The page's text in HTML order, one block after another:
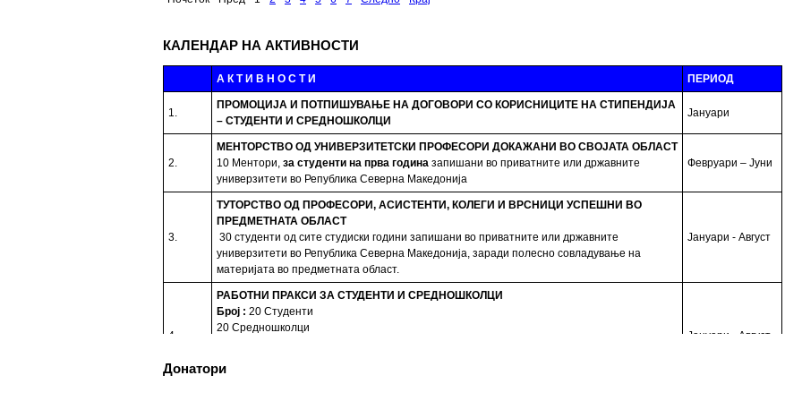
КАЛЕНДАР НА АКТИВНОСТИ
А К Т И В Н О С Т И ПЕРИОД
1.
ПРОМОЦИЈА И ПОТПИШУВАЊЕ НА ДОГОВОРИ СО КОРИСНИЦИТЕ НА СТИПЕНДИЈА
– СТУДЕНТИ И СРЕДНОШКОЛЦИ
Јануари
2.
МЕНТОРСТВО ОД УНИВЕРЗИТЕТСКИ ПРОФЕСОРИ ДОКАЖАНИ ВО СВОЈАТА ОБЛАСТ
10 Ментори, за студенти на прва година запишани во приватните или државните
универзитети во Република Северна Македонија
Февруари – Јуни
3.
ТУТОРСТВО ОД ПРОФЕСОРИ, АСИСТЕНТИ, КОЛЕГИ И ВРСНИЦИ УСПЕШНИ ВО
ПРЕДМЕТНАТА ОБЛАСТ
30 студенти од сите студиски години запишани во приватните или државните
универзитети во Република Северна Македонија, заради полесно совладување на
материјата во предметната област.
Јануари - Август
4.
РАБОТНИ ПРАКСИ ЗА СТУДЕНТИ И СРЕДНОШКОЛЦИ
Број : 20 Студенти
20 Средношколци
Работни пракси во институции, НВО, приватни фирми и компании
Јануари - Август
Донатори